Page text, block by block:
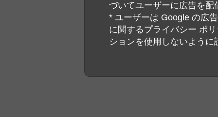
づいてユーザーに広告を
* ユーザーは Google の広
に関するプライバシー ポ
ションを使用しないよう